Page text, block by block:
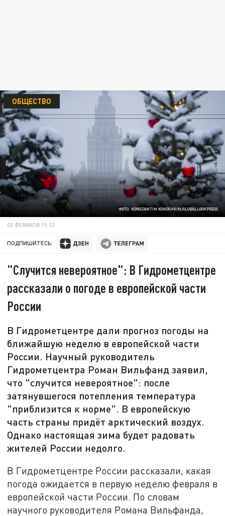
ФОТО: KONSTANTIN KOKOSHKIN/GLOBALLOOKPRESS
ОБЩЕСТВО
03 ФЕВРАЛЯ 15:12
ПОДПИШИТЕСЬ:
"Случится невероятное": В Гидрометцентре
рассказали о погоде в европейской части
России
В Гидрометцентре дали прогноз погоды на
ближайшую неделю в европейской части
России. Научный руководитель
Гидрометцентра Роман Вильфанд заявил,
что "случится невероятное": после
затянувшегося потепления температура
"приблизится к норме". В европейскую
часть страны придёт арктический воздух.
Однако настоящая зима будет радовать
жителей России недолго.
В Гидрометцентре России рассказали, какая
погода ожидается в первую неделю февраля в
европейской части России. По словам
научного руководителя Романа Вильфанда,